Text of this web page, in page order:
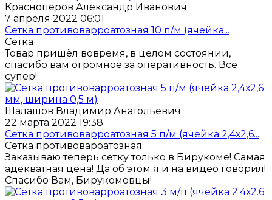
Красноперов Александр Иванович
7 апреля 2022 06:01
Сетка противоварроатозная 10 п/м (ячейка...
Сетка
Товар пришёл вовремя, в целом состоянии,
спасибо вам огромное за оперативность. Всё
супер!
Шалашов Владимир Анатольевич
22 марта 2022 19:38
Сетка противоварроатозная 5 п/м (ячейка 2,4х2,6...
Сетка противовароатозная
Заказываю теперь сетку только в Бирукоме! Самая
адекватная цена! Да об этом я и на видео говорил!
Спасибо Вам, Бирукомовцы!